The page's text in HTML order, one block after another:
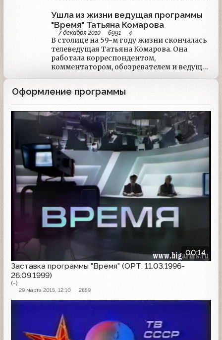
Выхухолев родился в Москве 15 января
1955 года. После окончания школы
поступил в МГУ, где учился на социально-
экономическом факультете.
Ушла из жизни ведущая программы
"Время" Татьяна Комарова
7 декабря 2010 6991 4
В столице на 59-м году жизни скончалась
телеведущая Татьяна Комарова. Она
работала корреспондентом,
комментатором, обозревателем и ведущей
информационной программы
г. в семье радиодиктора Елены
Измайловской и радиоинженера,
специалиста по системам наведения
ракет с подводных лодок Марка Альбаца.
Оформление программы
00:14
Заставка программы "Время" (ОРТ, 11.03.1996-
26.09.1999)
(-)
29 марта 2015, 12:10 2859
Заставка программы